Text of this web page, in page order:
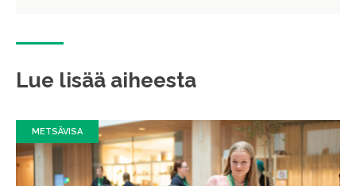
Lue lisää aiheesta
METSÄVISA